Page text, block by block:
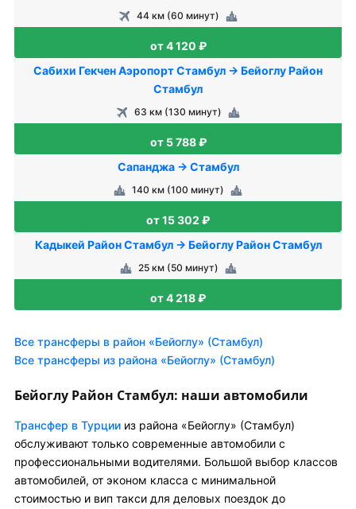
44 км (60 минут)
от 4 120 ₽
Сабихи Гекчен Аэропорт Стамбул → Бейоглу Район
Стамбул
63 км (130 минут)
от 5 788 ₽
Сапанджа → Стамбул
140 км (100 минут)
от 15 302 ₽
Кадыкей Район Стамбул → Бейоглу Район Стамбул
25 км (50 минут)
от 4 218 ₽
Все трансферы в район «Бейоглу» (Стамбул)
Все трансферы из района «Бейоглу» (Стамбул)
Бейоглу Район Стамбул: наши автомобили
Трансфер в Турции из района «Бейоглу» (Стамбул)
обслуживают только современные автомобили с
профессиональными водителями. Большой выбор классов
автомобилей, от эконом класса с минимальной
стоимостью и вип такси для деловых поездок до